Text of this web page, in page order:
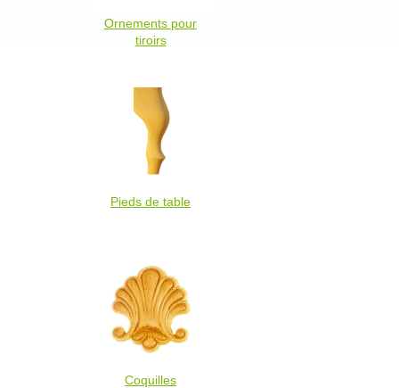
Ornements pour
tiroirs
Pieds de table
Coquilles